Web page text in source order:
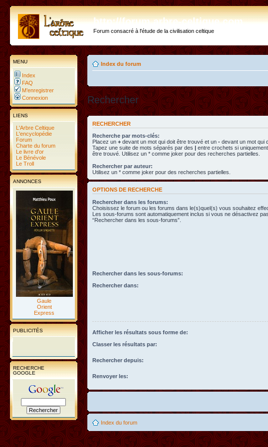
http://forum.arbre-celtique.com
Forum consacré à l'étude de la civilisation celtique
MENU
Index
FAQ
M’enregistrer
Connexion
LIENS
L'Arbre Celtique
L'encyclopédie
Forum
Charte du forum
Le livre d'or
Le Bénévole
Le Troll
ANNONCES
Gaule
Orient
Express
PUBLICITÉS
RECHERCHE
GOOGLE
Index du forum
Rechercher
RECHERCHER
Recherche par mots-clés:
Placez un + devant un mot qui doit être trouvé et un - devant un mot qui
Tapez une suite de mots séparés par des | entre crochets si
être trouvé. Utilisez un * comme joker pour des recherches partielles.
Rechercher par auteur:
Utilisez un * comme joker pour des recherches partielles.
OPTIONS DE RECHERCHE
Rechercher dans les forums:
Choisissez le forum ou les forums dans le(s)quel(s) vous souhaitez
Les sous-forums sont automatiquement inclus si vous ne désactivez
“Rechercher dans les sous-forums”.
Rechercher dans les sous-forums:
Rechercher dans:
Afficher les résultats sous forme de:
Classer les résultats par:
Rechercher depuis:
Renvoyer les:
Index du forum